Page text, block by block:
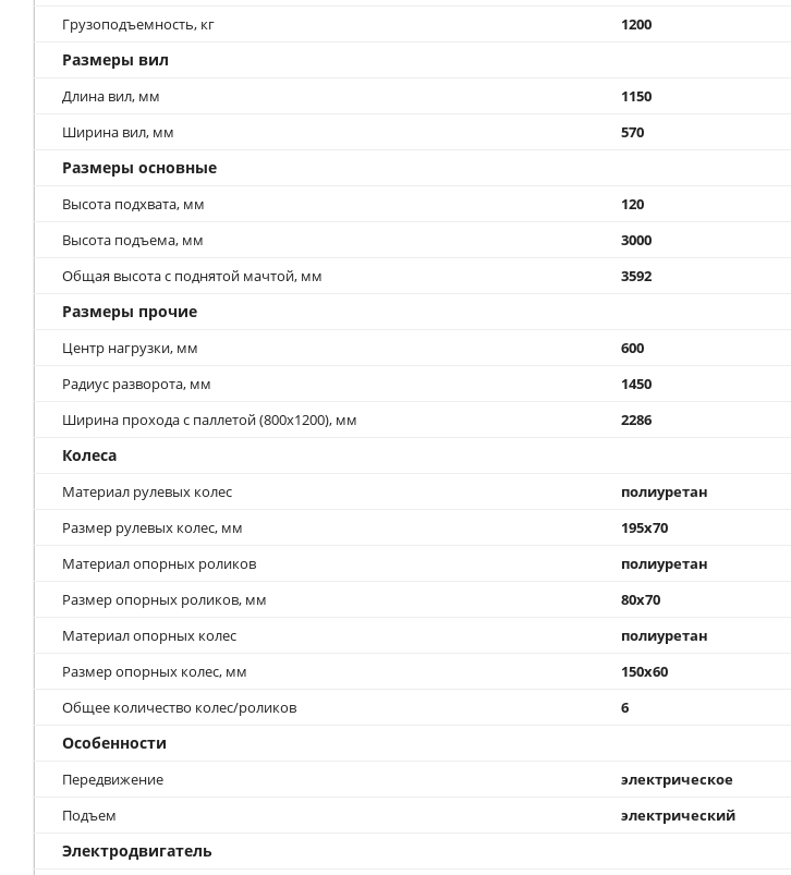
Грузоподъемность, кг 1200
Размеры вил
Длина вил, мм
1150
Ширина вил, мм
570
Размеры основные
Высота подхвата, мм
120
Высота подъема, мм
3000
Общая высота с поднятой мачтой, мм
3592
Размеры прочие
Центр нагрузки, мм
600
Радиус разворота, мм
1450
Ширина прохода с паллетой (800х1200), мм
2286
Колеса
Материал рулевых колес
полиуретан
Размер рулевых колес, мм
195x70
Материал опорных роликов
полиуретан
Размер опорных роликов, мм
80x70
Материал опорных колес
полиуретан
Размер опорных колес, мм
150x60
Общее количество колес/роликов
6
Особенности
Передвижение
электрическое
Подъем
электрический
Электродвигатель